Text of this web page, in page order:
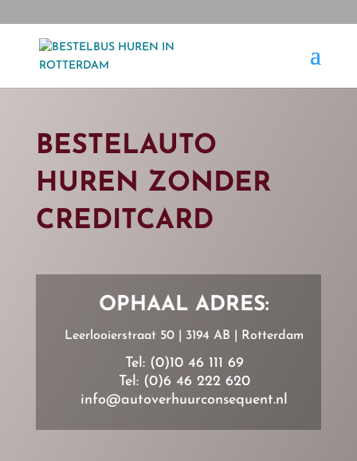
BESTELAUTO
HUREN ZONDER
CREDITCARD
OPHAAL ADRES:
Leerlooierstraat 50 | 3194 AB | Rotterdam
Tel: (0)10 46 111 69
Tel: (0)6 46 222 620
info@autoverhuurconsequent.nl